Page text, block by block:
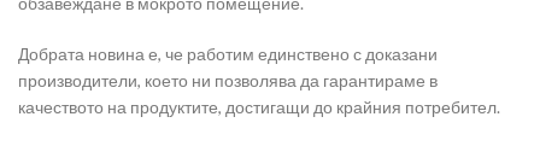
Добрата новина е, че работим единствено с доказани
производители, което ни позволява да гарантираме в
качеството на продуктите, достигащи до крайния потребител.